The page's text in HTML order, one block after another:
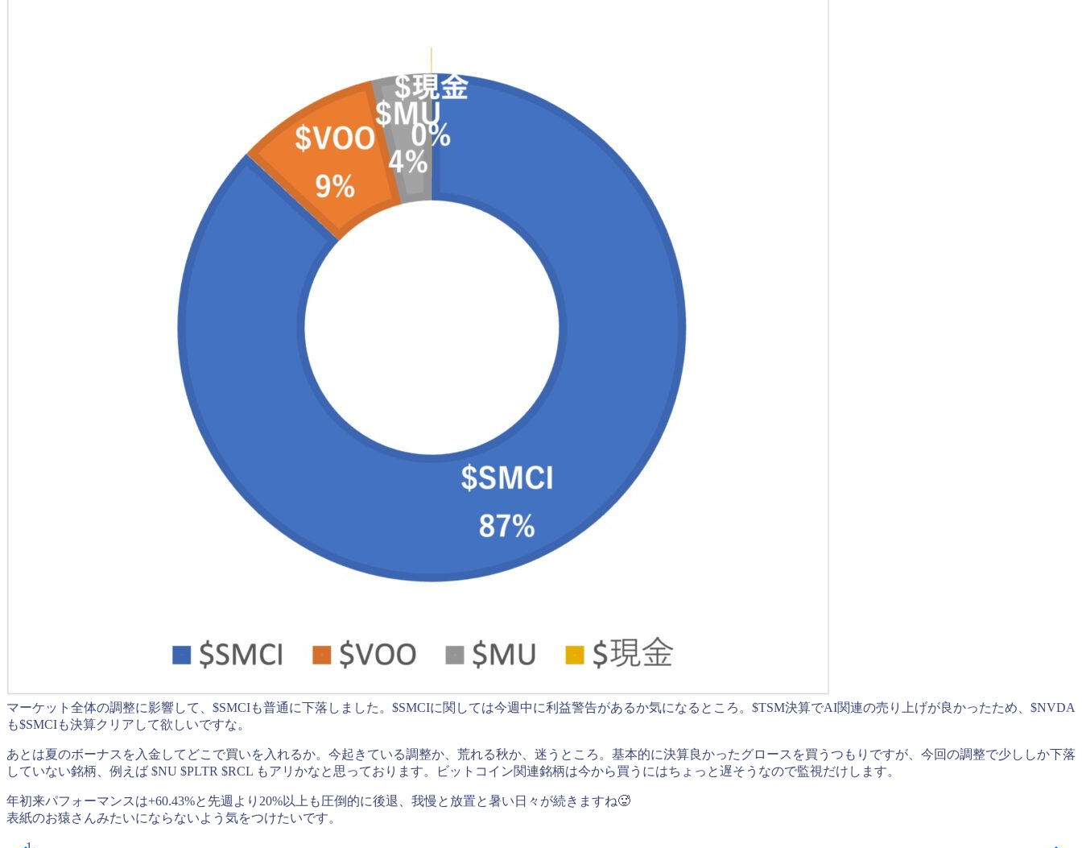
マーケット全体の調整に影響して、$SMCIも普通に下落しました。$SMCIに関しては今週中に利益警告があるか気になるところ。$TSM決算でAI関連の売り上げが良かったため、$NVDA
も$SMCIも決算クリアして欲しいですな。
あとは夏のボーナスを入金してどこで買いを入れるか。今起きている調整か、荒れる秋か、迷うところ。基本的に決算良かったグロースを買うつもりですが、今回の調整で少ししか下落
していない銘柄、例えば $NU $PLTR $RCL もアリかなと思っております。ビットコイン関連銘柄は今から買うにはちょっと遅そうなので監視だけします。
年初来パフォーマンスは+60.43%と先週より20%以上も圧倒的に後退、我慢と放置と暑い日々が続きますね🥵
表紙のお猿さんみたいにならないよう気をつけたいです。